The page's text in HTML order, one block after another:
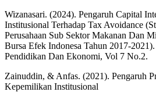
Wizanasari. (2024). Pengaruh Capital
Institusional Terhadap Tax Avoidance
Perusahaan Sub Sektor Makanan Dan
Bursa Efek Indonesa Tahun 2017-
Pendidikan Dan Ekonomi, Vol 7 No.2.
Zainuddin, & Anfas. (2021). Pengaruh
Kepemilikan Institusional